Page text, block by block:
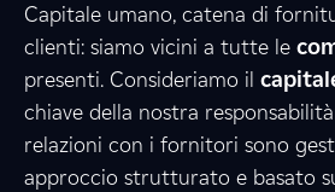
Capitale umano, catena di
clienti: siamo vicini a tutte le
presenti. Consideriamo il
chiave della nostra
relazioni con i fornitori sono
approccio strutturato e basato
25